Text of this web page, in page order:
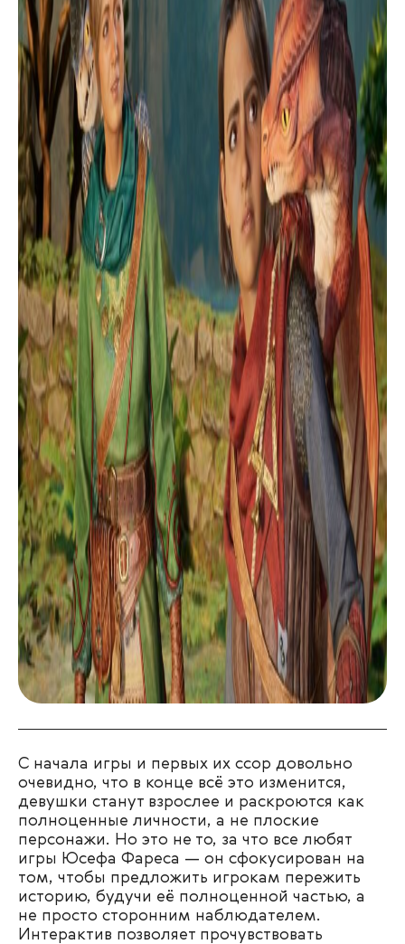
С начала игры и первых их ссор довольно
очевидно, что в конце всё это изменится,
девушки станут взрослее и раскроются как
полноценные личности, а не плоские
персонажи. Но это не то, за что все любят
игры Юсефа Фареса — он сфокусирован на
том, чтобы предложить игрокам пережить
историю, будучи её полноценной частью, а
не просто сторонним наблюдателем.
Интерактив позволяет прочувствовать